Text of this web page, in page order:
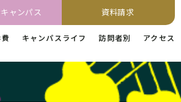
ャンパス 資料請求
キャンパスライフ 訪問者別 アクセス